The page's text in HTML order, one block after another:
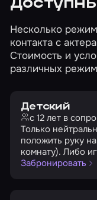
Несколько
контакта с
Стоимость и
различных
Детский
с 12 лет в
Только
положить руку
комнату). Либо
Забронировать